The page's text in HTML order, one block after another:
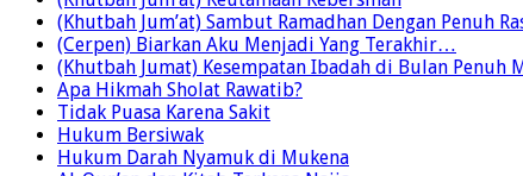
(Khutbah Jum’at) Sambut Ramadhan Dengan Penuh
(Cerpen) Biarkan Aku Menjadi Yang Terakhir…
(Khutbah Jumat) Kesempatan Ibadah di Bulan Penuh
Apa Hikmah Sholat Rawatib?
Tidak Puasa Karena Sakit
Hukum Bersiwak
Hukum Darah Nyamuk di Mukena